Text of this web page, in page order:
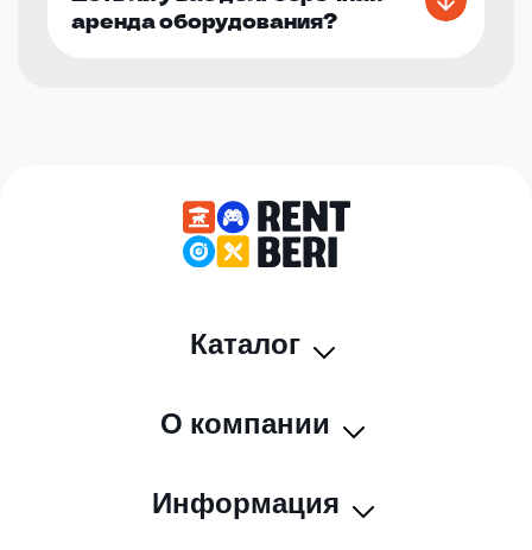
аренда оборудования?
Каталог
О компании
Информация